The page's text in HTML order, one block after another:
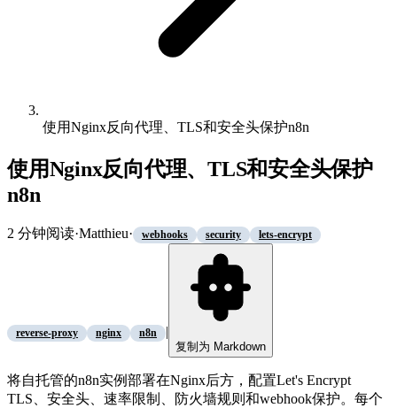
使用Nginx反向代理、TLS和安全头保护n8n
使用Nginx反向代理、TLS和安全头保护
n8n
2 分钟阅读·Matthieu· webhooks security lets-encrypt
reverse-proxy nginx n8n |
复制为 Markdown
将自托管的n8n实例部署在Nginx后方，配置Let's Encrypt
TLS、安全头、速率限制、防火墙规则和webhook保护。每个